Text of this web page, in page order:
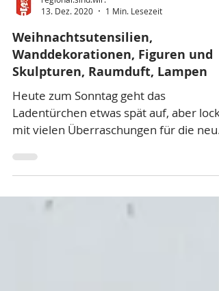
13. Dez. 2020
1 Min. Lesezeit
Weihnachtsutensilien,
Wanddekorationen, Figuren und
Skulpturen, Raumduft, Lampen
Heute zum Sonntag geht das
mit vielen Überraschungen für die neue
Woche: Weihnachtsutensilien, Wandd